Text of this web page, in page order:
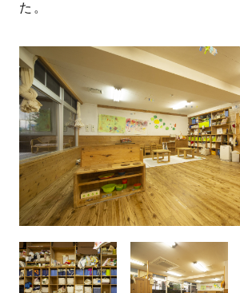
た。